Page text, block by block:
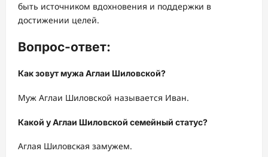
быть источником вдохновения и поддержки в
достижении целей.
Вопрос-ответ:
Как зовут мужа Аглаи Шиловской?
Муж Аглаи Шиловской называется Иван.
Какой у Аглаи Шиловской семейный статус?
Аглая Шиловская замужем.